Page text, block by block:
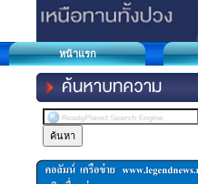
หน้าแรก